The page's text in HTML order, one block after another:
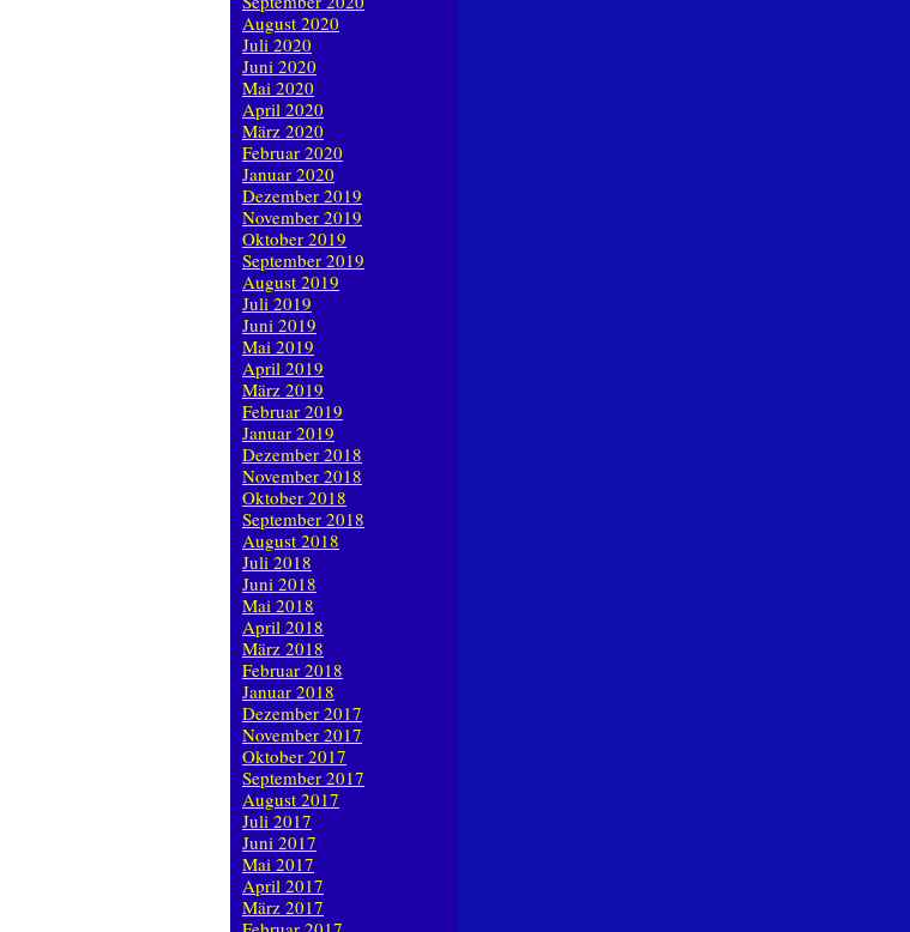
August 2020
Juli 2020
Juni 2020
Mai 2020
April 2020
März 2020
Februar 2020
Januar 2020
Dezember 2019
November 2019
Oktober 2019
September 2019
August 2019
Juli 2019
Juni 2019
Mai 2019
April 2019
März 2019
Februar 2019
Januar 2019
Dezember 2018
November 2018
Oktober 2018
September 2018
August 2018
Juli 2018
Juni 2018
Mai 2018
April 2018
März 2018
Februar 2018
Januar 2018
Dezember 2017
November 2017
Oktober 2017
September 2017
August 2017
Juli 2017
Juni 2017
Mai 2017
April 2017
März 2017